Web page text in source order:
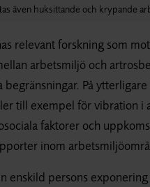
även huksittande och krypande
relevant forskning som
arbetsmiljö och
På
till exempel för vibration
faktorer och
inom
enskild persons